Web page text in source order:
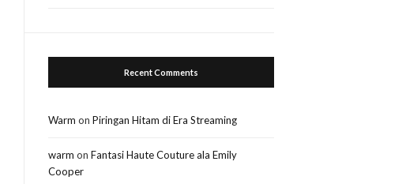
Recent Comments
Warm onPiringan Hitam di Era Streaming
warm onFantasi Haute Couture ala Emily
Cooper